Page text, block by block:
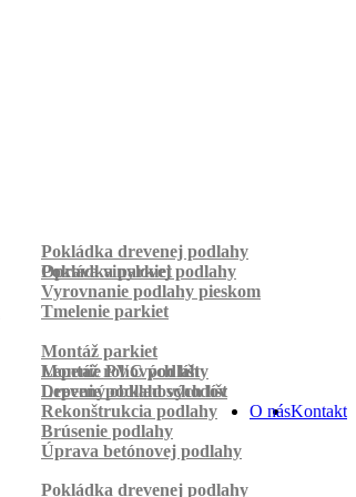
Pokládka drevenej podlahy
Pokládka parkiet
Oprava vinylovej podlahy
Vyrovnanie podlahy pieskom
Tmelenie parkiet
Montáž parkiet
Montáž rohových líšt
Lepenie PVC podlahy
Lepenie podlahových líšt
Drevený obklad schodov
Rekonštrukcia podlahy
Brúsenie podlahy
Úprava betónovej podlahy
Kontakt
O nás
Pokládka drevenej podlahy